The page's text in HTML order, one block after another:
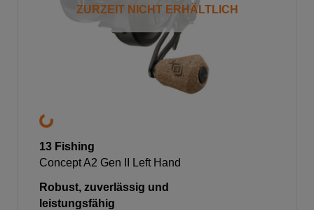
ZURZEIT NICHT ERHÄLTLICH
13 Fishing
Concept A2 Gen II Left Hand
Robust, zuverlässig und
leistungsfähig